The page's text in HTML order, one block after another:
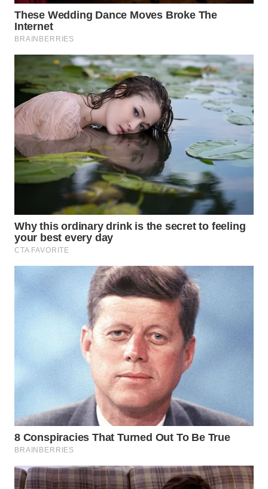
WN
MANDALIKA
LIKUPANG
WN
LABUANBAJO
WN
BORNEO
Wahana
WAHANA
NEWS
WAHANA
WAHANA
KONSUMEN
WAHANA
LISTRIK